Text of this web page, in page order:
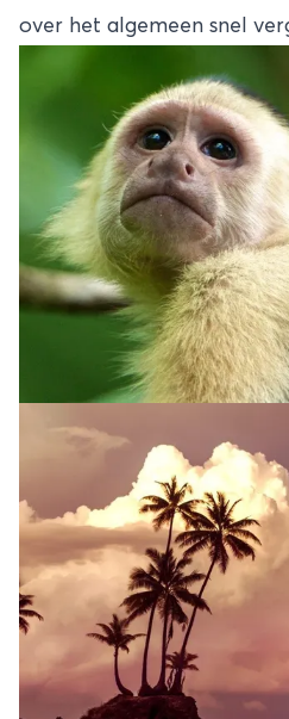
over het algemeen snel